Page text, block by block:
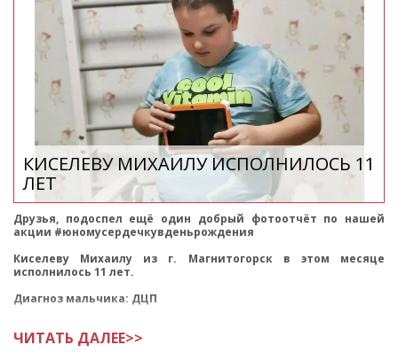
КИСЕЛЕВУ МИХАИЛУ ИСПОЛНИЛОСЬ 11
ЛЕТ
Друзья, подоспел ещё один добрый фотоотчёт по нашей
акции #юномусердечкувденьрождения
Киселеву Михаилу из г. Магнитогорск в этом месяце
исполнилось 11 лет.
Диагноз мальчика: ДЦП
бассейне. Детей в семье двое.
ЧИТАТЬ ДАЛЕЕ>>